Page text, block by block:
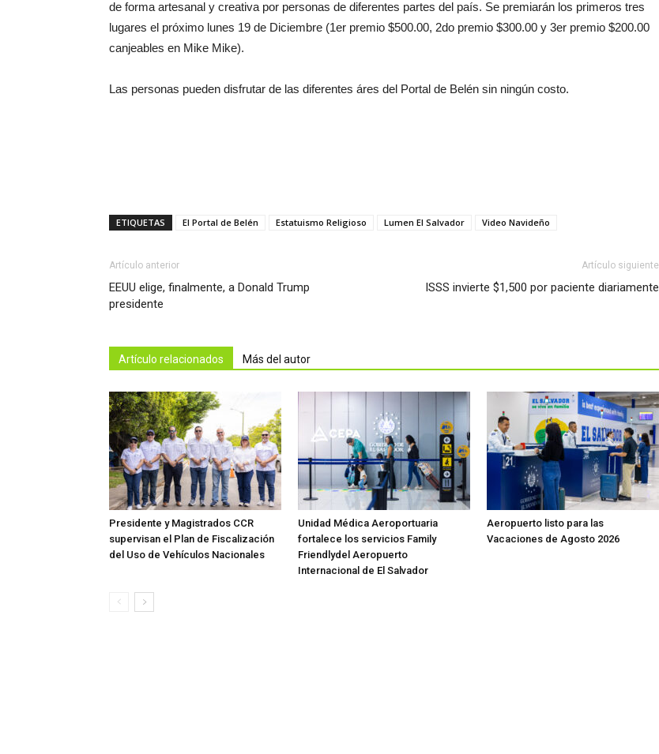
de forma artesanal y creativa por personas de diferentes partes del país. Se premiarán los primeros tres
lugares el próximo lunes 19 de Diciembre (1er premio $500.00, 2do premio $300.00 y 3er premio $200.00
canjeables en Mike Mike).
Las personas pueden disfrutar de las diferentes áres del Portal de Belén sin ningún costo.
ETIQUETAS El Portal de Belén Estatuismo Religioso Lumen El Salvador Video Navideño
Artículo anterior
EEUU elige, finalmente, a Donald Trump
presidente
Artículo siguiente
ISSS invierte $1,500 por paciente diariamente
Artículo relacionados Más del autor
Presidente y Magistrados CCR
supervisan el Plan de Fiscalización
del Uso de Vehículos Nacionales
Unidad Médica Aeroportuaria
fortalece los servicios Family
Friendlydel Aeropuerto
Internacional de El Salvador
Aeropuerto listo para las
Vacaciones de Agosto 2026